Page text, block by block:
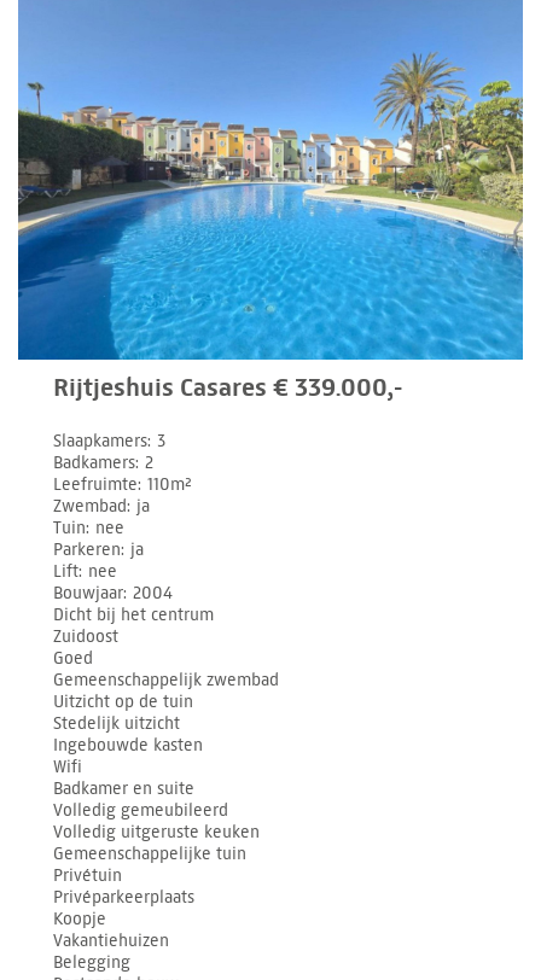
Rijtjeshuis Casares € 339.000,-
Slaapkamers 3
Badkamers 2
Leefruimte 110m²
Zwembad ja
Tuin nee
Parkeren ja
Lift nee
Bouwjaar 2004
Dicht bij het centrum
Zuidoost
Goed
Gemeenschappelijk zwembad
Uitzicht op de tuin
Stedelijk uitzicht
Ingebouwde kasten
Wifi
Badkamer en suite
Volledig gemeubileerd
Volledig uitgeruste keuken
Gemeenschappelijke tuin
Privétuin
Privéparkeerplaats
Koopje
Vakantiehuizen
Belegging